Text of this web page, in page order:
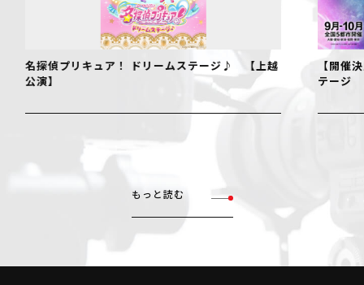
【開催決定！】仮面ライダーゼッツ ファイナルス
テージ
『フ
もっと読む